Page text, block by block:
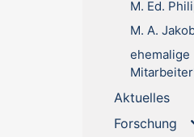
M. Ed.
M. A.
ehemalige
Aktuelles
Forschung